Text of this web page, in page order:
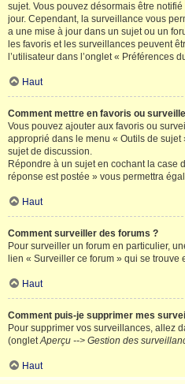
sujet. Vous pouvez désormais être
jour. Cependant, la surveillance vous
a une mise à jour dans un sujet ou un
les favoris et les surveillances peuvent
l’utilisateur dans l’onglet « Préférences
Haut
Comment mettre en favoris ou
Vous pouvez ajouter aux favoris ou
approprié dans le menu « Outils de
sujet de discussion.
Répondre à un sujet en cochant la case
réponse est postée » vous permettra
Haut
Comment surveiller des forums ?
Pour surveiller un forum en particulier,
lien « Surveiller ce forum » qui se trouve
Haut
Comment puis-je supprimer mes
Pour supprimer vos surveillances, allez
(ongletAperçu --> Gestion des
Haut